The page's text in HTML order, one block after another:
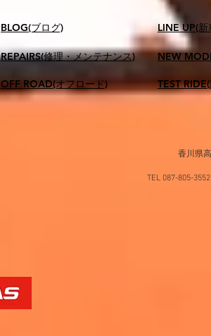
BLOG(ブログ)
REPAIRS(修理・メンテナンス)
OFF ROAD(オフロード)
LINE UP(新
NEW
TEST
香川県
TEL 087-805-